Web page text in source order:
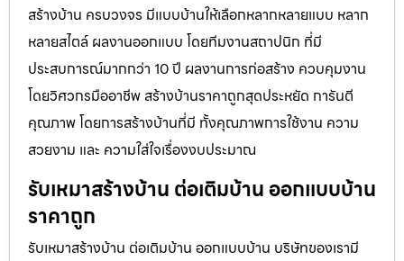
สร้างบ้าน ครบวงจร มีแบบบ้านให้เลือกหลากหลายแบบ หลาก
หลายสไตล์ ผลงานออกแบบ โดยทีมงานสถาปนิก ที่มี
ประสบการณ์มากกว่า 10 ปี ผลงานการก่อสร้าง ควบคุมงาน
โดยวิศวกรมืออาชีพ สร้างบ้านราคาถูกสุดประหยัด การันตี
คุณภาพ โดยการสร้างบ้านที่มี ทั้งคุณภาพการใช้งาน ความ
สวยงาม และ ความใส่ใจเรื่องงบประมาณ
รับเหมาสร้างบ้าน ต่อเติมบ้าน ออกแบบบ้าน
ราคาถูก
รับเหมาสร้างบ้าน ต่อเติมบ้าน ออกแบบบ้าน บริษัทของเรามี